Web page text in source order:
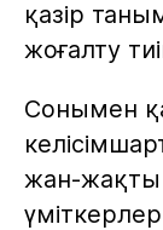
қазір
жоғалту
Сонымен
жан-жақты